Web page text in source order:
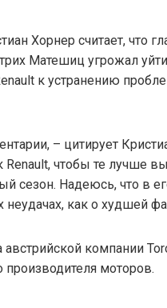
Хорнер считает, что
Матешиц угрожал
к устранению
– цитирует
чтобы те лучше
сезон. Надеюсь, что в
как о худшей
компании
моторов.